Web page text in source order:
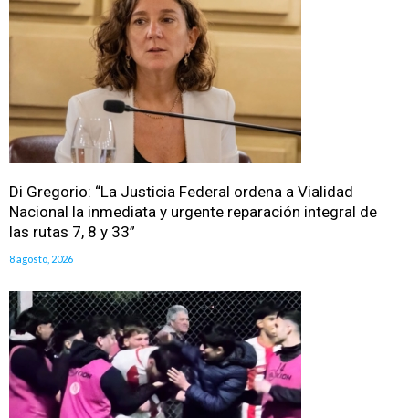
Di Gregorio: “La Justicia Federal ordena a Vialidad
Nacional la inmediata y urgente reparación integral de
las rutas 7, 8 y 33”
8 agosto, 2026